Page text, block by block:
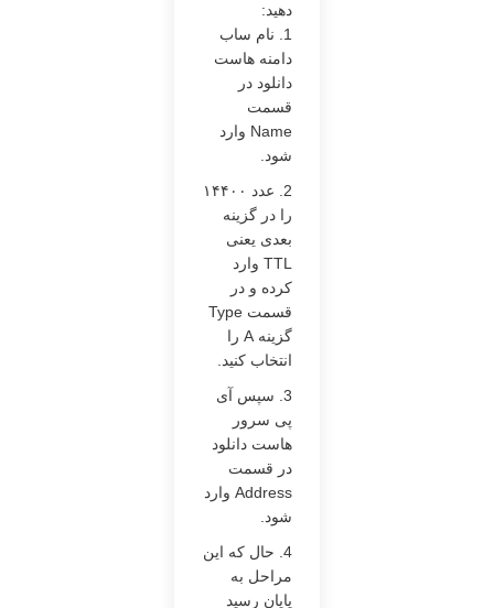
دهید:
1. نام ساب
دامنه هاست
دانلود در
قسمت
Name وارد
شود.
2. عدد ۱۴۴۰۰
را در گزینه
بعدی یعنی
TTL وارد
کرده و در
قسمت Type
گزینه A را
انتخاب کنید.
3. سپس آی
پی سرور
هاست دانلود
در قسمت
Address وارد
شود.
4. حال که این
مراحل به
پایان رسید